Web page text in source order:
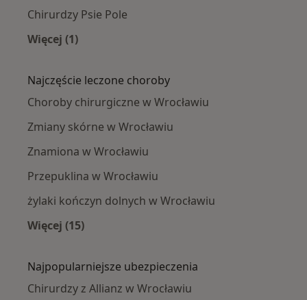
Chirurdzy Psie Pole
Więcej (1)
Najczęście leczone choroby
Choroby chirurgiczne w Wrocławiu
Zmiany skórne w Wrocławiu
Znamiona w Wrocławiu
Przepuklina w Wrocławiu
żylaki kończyn dolnych w Wrocławiu
Więcej (15)
Najpopularniejsze ubezpieczenia
Chirurdzy z Allianz w Wrocławiu